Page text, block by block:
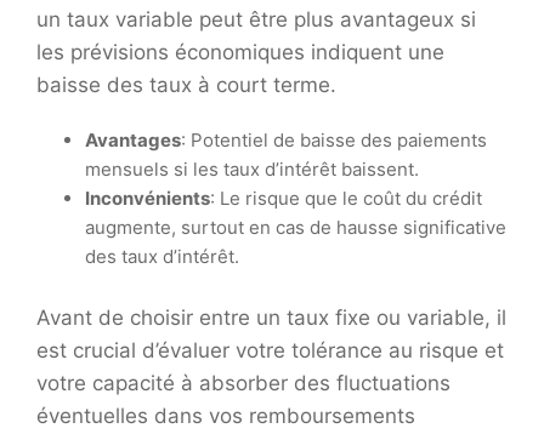
un taux variable peut être plus avantageux si
les prévisions économiques indiquent une
baisse des taux à court terme.
Avantages: Potentiel de baisse des paiements
mensuels si les taux d’intérêt baissent.
Inconvénients: Le risque que le coût du crédit
augmente, surtout en cas de hausse significative
des taux d’intérêt.
Avant de choisir entre un taux fixe ou variable, il
est crucial d’évaluer votre tolérance au risque et
votre capacité à absorber des fluctuations
éventuelles dans vos remboursements